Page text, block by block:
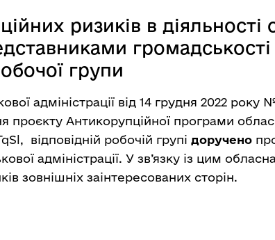
ризиків в діяльності
громадськості
групи
адміністрації від 14 грудня 2022 року
Антикорупційної програми
, відповідній робочій групі доручено
адміністрації. У зв’язку із цим
зовнішніх заінтересованих сторін.